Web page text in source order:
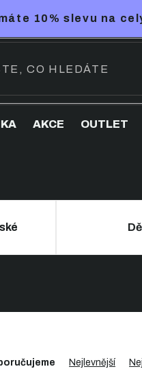
10% slevu na
AKCE OUTLET
Nejlevnější